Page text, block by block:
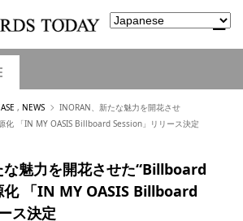
, NEWS
INORAN、新たな魅力を開花させ
化 「IN MY OASIS Billboard Session」リリース決定
魅力を開花させた“Billboard
化 「IN MY OASIS Billboard
ス決定